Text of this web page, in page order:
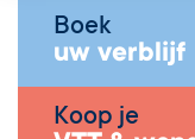
Boek
uw verblijf
Koop je